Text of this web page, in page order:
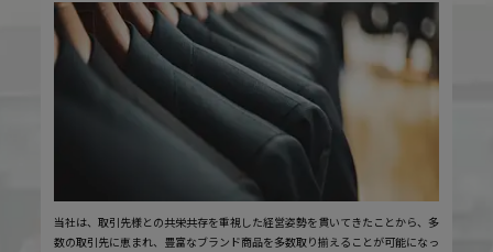
当社は、取引先様との共栄共存を重視した経営姿勢を貫いてきたことから、多
数の取引先に恵まれ、豊富なブランド商品を多数取り揃えることが可能になっ